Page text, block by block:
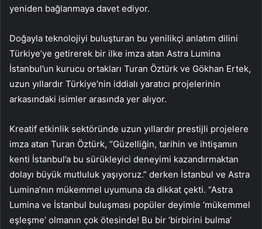
yeniden bağlanmaya davet ediyor.
Doğayla teknolojiyi buluşturan bu yenilikçi anlatım dilini
Türkiye’ye getirerek bir ilke imza atan Astra Lumina
İstanbul’un kurucu ortakları Turan Öztürk ve Gökhan Ertek,
uzun yıllardır Türkiye’nin iddialı yaratıcı projelerinin
arkasındaki isimler arasında yer alıyor.
Kreatif etkinlik sektöründe uzun yıllardır prestijli projelere
imza atan Turan Öztürk, “Güzelliğin, tarihin ve ihtişamın
kenti İstanbul’a bu sürükleyici deneyimi kazandırmaktan
dolayı büyük mutluluk yaşıyoruz.” derken İstanbul ve Astra
Lumina’nın mükemmel uyumuna da dikkat çekti. “Astra
Lumina ve İstanbul buluşması popüler deyimle ‘mükemmel
eşleşme’ olmanın çok ötesinde! Bu bir ‘birbirini bulma’